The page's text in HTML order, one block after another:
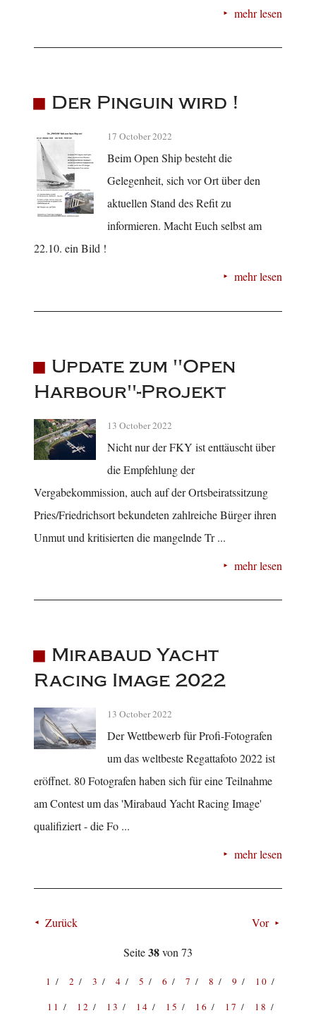
mehr lesen
Der Pinguin wird !
17 October 2022
Beim Open Ship besteht die
Gelegenheit, sich vor Ort über den
aktuellen Stand des Refit zu
informieren. Macht Euch selbst am
22.10. ein Bild !
mehr lesen
Update zum "Open
Harbour"-Projekt
13 October 2022
Nicht nur der FKY ist enttäuscht über
die Empfehlung der
Vergabekommission, auch auf der Ortsbeiratssitzung
Pries/Friedrichsort bekundeten zahlreiche Bürger ihren
Unmut und kritisierten die mangelnde Tr ...
mehr lesen
Mirabaud Yacht
Racing Image 2022
13 October 2022
Der Wettbewerb für Profi-Fotografen
um das weltbeste Regattafoto 2022 ist
eröffnet. 80 Fotografen haben sich für eine Teilnahme
am Contest um das 'Mirabaud Yacht Racing Image'
qualifiziert - die Fo ...
mehr lesen
Zurück
Vor
Seite38von 73
1 2 3 4 5 6 7 8 9
10
11
12 13 14 15 16 17 18